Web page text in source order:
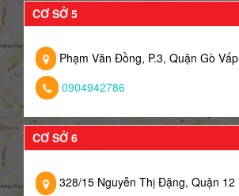
CƠ SỞ 5
Phạm Văn Đồng, P.3, Quận Gò Vấp
0904942786
CƠ SỞ 6
328/15 Nguyễn Thị Đặng, Quận 12